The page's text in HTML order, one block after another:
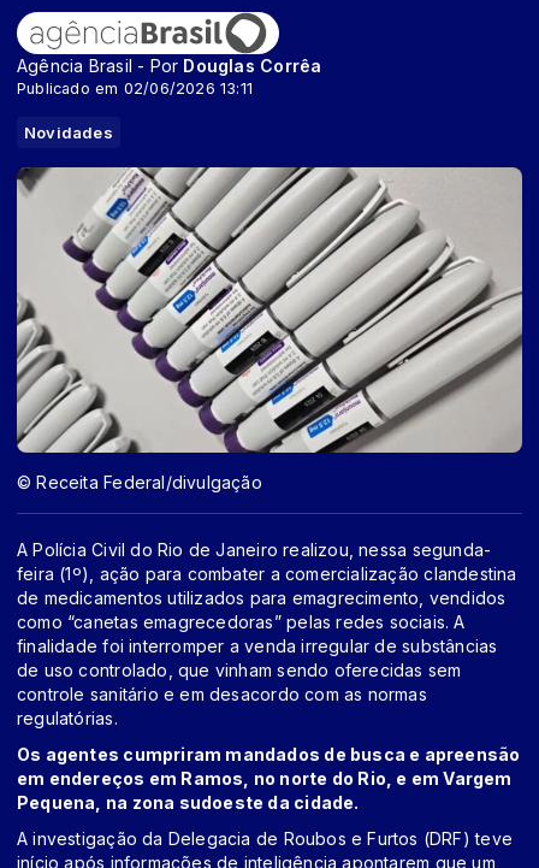
Agência Brasil - Por Douglas Corrêa
Publicado em 02/06/2026 13:11
Novidades
© Receita Federal/divulgação
A Polícia Civil do Rio de Janeiro realizou, nessa segunda-
feira (1º), ação para combater a comercialização clandestina
de medicamentos utilizados para emagrecimento, vendidos
como “canetas emagrecedoras” pelas redes sociais. A
finalidade foi interromper a venda irregular de substâncias
de uso controlado, que vinham sendo oferecidas sem
controle sanitário e em desacordo com as normas
regulatórias.
Os agentes cumpriram mandados de busca e apreensão
em endereços em Ramos, no norte do Rio, e em Vargem
Pequena, na zona sudoeste da cidade.
A investigação da Delegacia de Roubos e Furtos (DRF) teve
início após informações de inteligência apontarem que um